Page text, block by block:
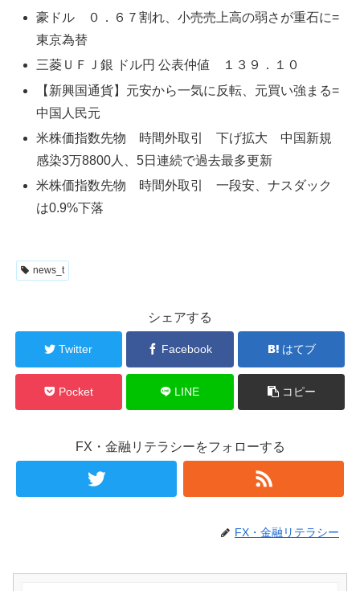
豪ドル ０．６７割れ、小売売上高の弱さが重石に=
東京為替
三菱ＵＦＪ銀 ドル円 公表仲値 １３９．１０
【新興国通貨】元安から一気に反転、元買い強まる=
中国人民元
米株価指数先物 時間外取引 下げ拡大 中国新規
感染3万8800人、5日連続で過去最多更新
米株価指数先物 時間外取引 一段安、ナスダック
は0.9%下落
news_t
シェアする
Twitter Facebook はてブ
Pocket LINE コピー
FX・金融リテラシーをフォローする
FX・金融リテラシー